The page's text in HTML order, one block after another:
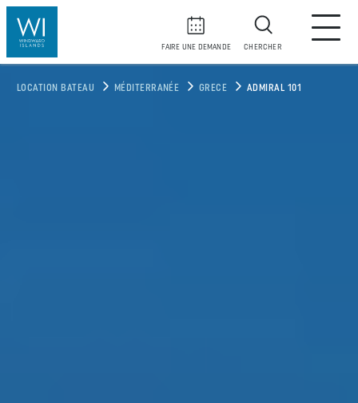
FAIRE UNE DEMANDE CHERCHER
LOCATION BATEAU MÉDITERRANÉE GRECE ADMIRAL 101